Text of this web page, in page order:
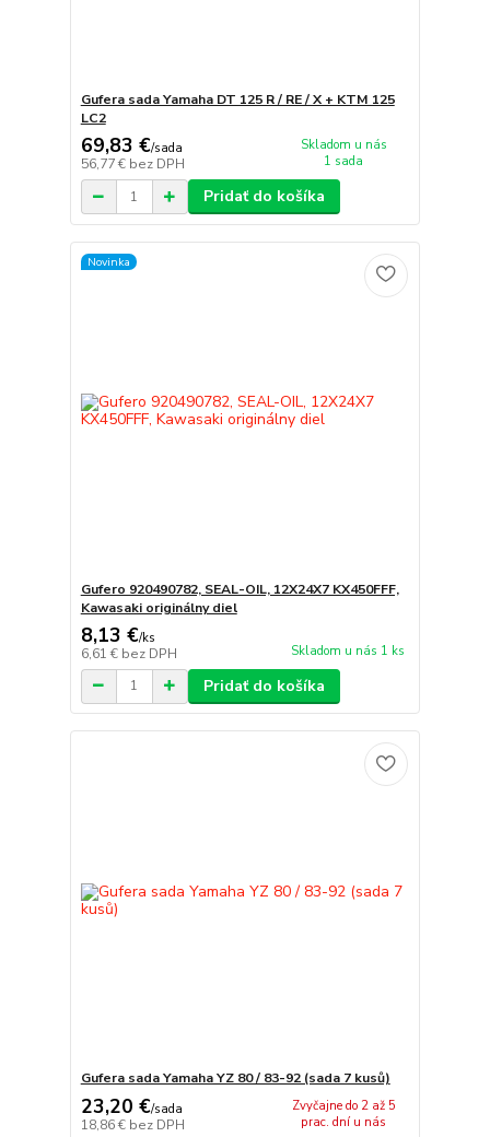
Gufera sada Yamaha DT 125 R / RE / X + KTM 125
LC2
69,83 €/sada
56,77 € bez DPH
Skladom u nás
1 sada
Pridať do košíka
Novinka
Gufero 920490782, SEAL-OIL, 12X24X7 KX450FFF,
Kawasaki originálny diel
8,13 €/ks
6,61 € bez DPH Skladom u nás 1 ks
Pridať do košíka
Gufera sada Yamaha YZ 80 / 83-92 (sada 7 kusů)
23,20 €/sada
18,86 € bez DPH
Zvyčajne do 2 až 5
prac. dní u nás